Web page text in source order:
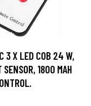
3 X LED COB 24 W,
1800 MAH